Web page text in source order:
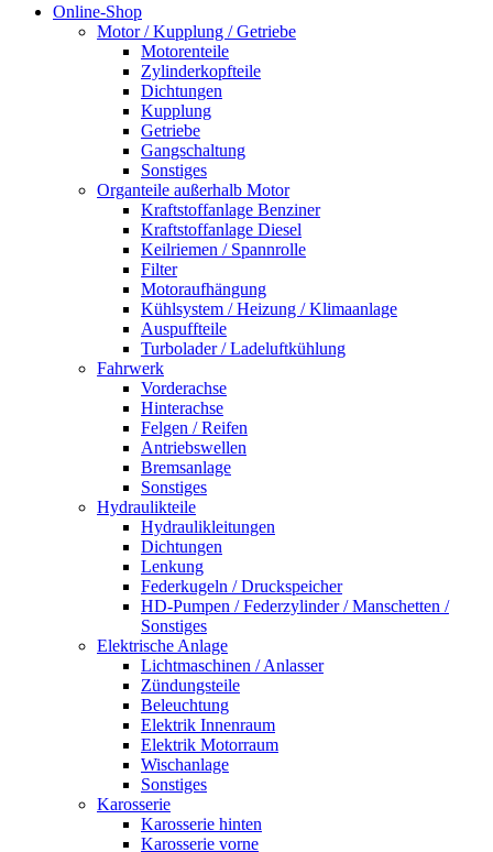
Online-Shop
Motor / Kupplung / Getriebe
Motorenteile
Zylinderkopfteile
Dichtungen
Kupplung
Getriebe
Gangschaltung
Sonstiges
Organteile außerhalb Motor
Kraftstoffanlage Benziner
Kraftstoffanlage Diesel
Keilriemen / Spannrolle
Filter
Motoraufhängung
Kühlsystem / Heizung / Klimaanlage
Auspuffteile
Turbolader / Ladeluftkühlung
Fahrwerk
Vorderachse
Hinterachse
Felgen / Reifen
Antriebswellen
Bremsanlage
Sonstiges
Hydraulikteile
Hydraulikleitungen
Dichtungen
Lenkung
Federkugeln / Druckspeicher
HD-Pumpen / Federzylinder / Manschetten /
Sonstiges
Elektrische Anlage
Lichtmaschinen / Anlasser
Zündungsteile
Beleuchtung
Elektrik Innenraum
Elektrik Motorraum
Wischanlage
Sonstiges
Karosserie
Karosserie hinten
Karosserie vorne